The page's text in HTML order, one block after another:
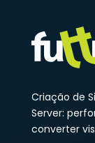
Criação de
Server:
converter